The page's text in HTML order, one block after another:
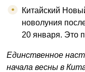
Китайский
новолуния
20 января. Это
Единственное
начала весны в